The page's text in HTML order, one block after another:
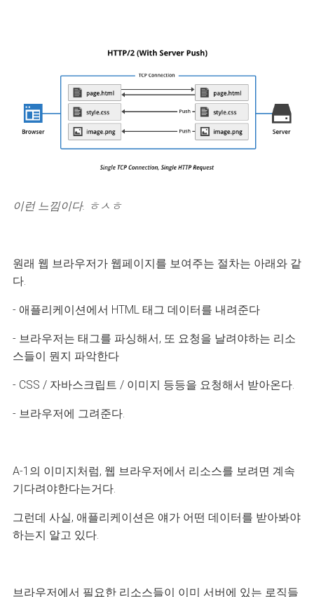
이런 느낌이다. ㅎㅅㅎ
원래 웹 브라우저가 웹페이지를 보여주는 절차는 아래와 같
다.
- 애플리케이션에서 HTML 태그 데이터를 내려준다
- 브라우저는 태그를 파싱해서, 또 요청을 날려야하는 리소
스들이 뭔지 파악한다
- CSS / 자바스크립트 / 이미지 등등을 요청해서 받아온다.
- 브라우저에 그려준다.
A-1의 이미지처럼, 웹 브라우저에서 리소스를 보려면 계속
기다려야한다는거다.
그런데 사실, 애플리케이션은 얘가 어떤 데이터를 받아봐야
하는지 알고 있다.
브라우저에서 필요한 리소스들이 이미 서버에 있는 로직들